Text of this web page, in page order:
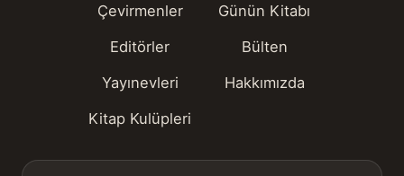
Çevirmenler
Editörler
Yayınevleri
Kitap Kulüpleri
Günün Kitabı
Bülten
Hakkımızda